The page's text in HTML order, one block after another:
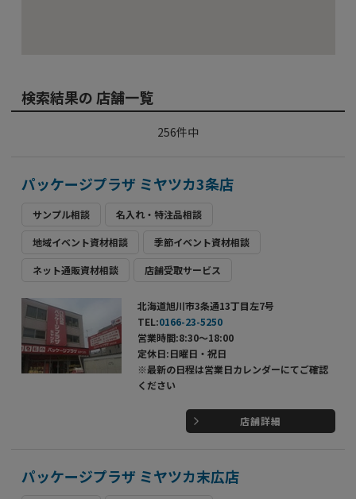
検索結果の 店舗一覧
256件中
パッケージプラザ ミヤツカ3条店
サンプル相談 名入れ・特注品相談
地域イベント資材相談 季節イベント資材相談
ネット通販資材相談 店舗受取サービス
北海道旭川市3条通13丁目左7号
TEL:0166-23-5250
営業時間:8:30～18:00
定休日:日曜日・祝日
※最新の日程は営業日カレンダーにてご確認
ください
店舗詳細
パッケージプラザ ミヤツカ末広店